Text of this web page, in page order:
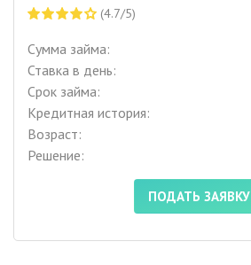
(4.7/5)
Сумма займа:
Ставка в день:
Срок займа:
Кредитная история:
Возраст:
Решение:
ПОДАТЬ ЗАЯВКУ